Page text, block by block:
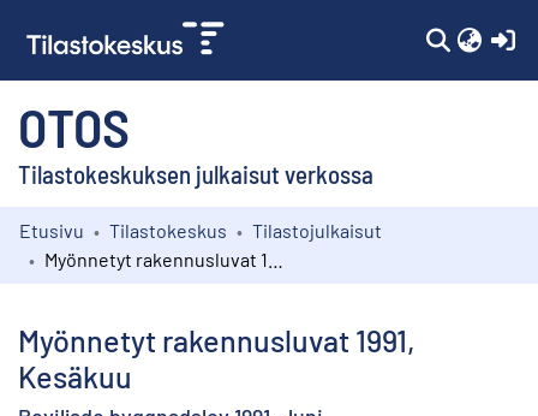
OTOS
Tilastokeskuksen julkaisut verkossa
Kokoelmat
Etusivu Tilastokeskus
Tilastojulkaisut
Myönnetyt rakennusluvat 1991,
Kesäkuu